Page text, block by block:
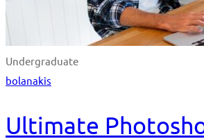
Undergraduate
bolanakis
Ultimate